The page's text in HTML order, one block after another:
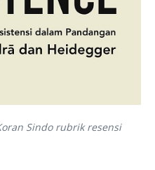
Sindo rubrik resensi